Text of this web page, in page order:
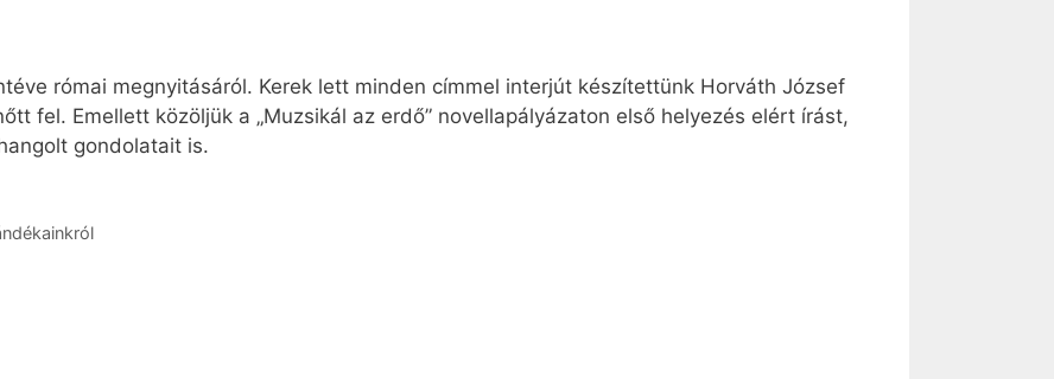
római megnyitásáról. Kerek lett minden címmel interjút készítettünk Horváth József
fel. Emellett közöljük a „Muzsikál az erdő” novellapályázaton első helyezés elért írást,
gondolatait is.